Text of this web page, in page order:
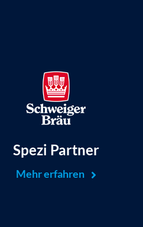
Spezi Partner
Mehr erfahren